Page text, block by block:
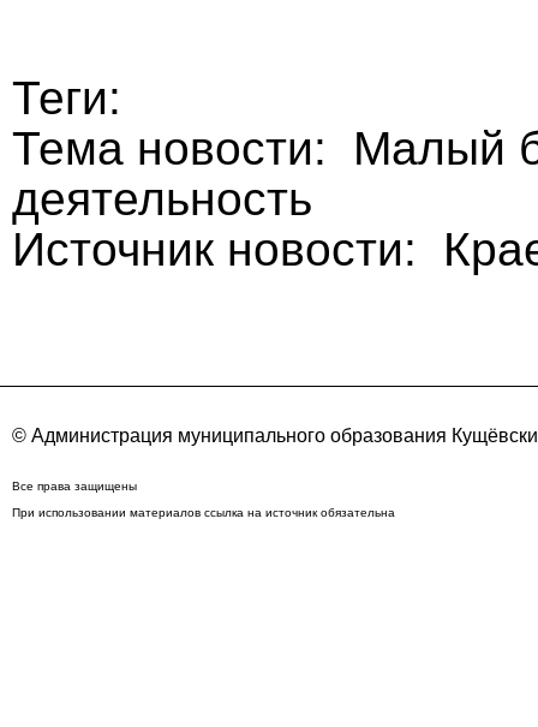
Теги:
Тема новости: Малый
деятельность
Источник новости:
© Администрация муниципального образования
Все права защищены
При использовании материалов ссылка на источник обязательна